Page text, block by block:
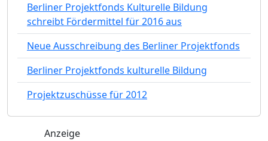
Berliner Projektfonds Kulturelle Bildung
schreibt Fördermittel für 2016 aus
Neue Ausschreibung des Berliner Projektfonds
Berliner Projektfonds kulturelle Bildung
Projektzuschüsse für 2012
Anzeige